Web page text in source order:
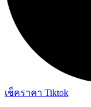
เช็คราคา Tiktok